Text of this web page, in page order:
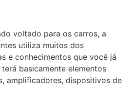
voltado para os carros, a
utiliza muitos dos
e conhecimentos que você já
basicamente elementos
amplificadores, dispositivos de